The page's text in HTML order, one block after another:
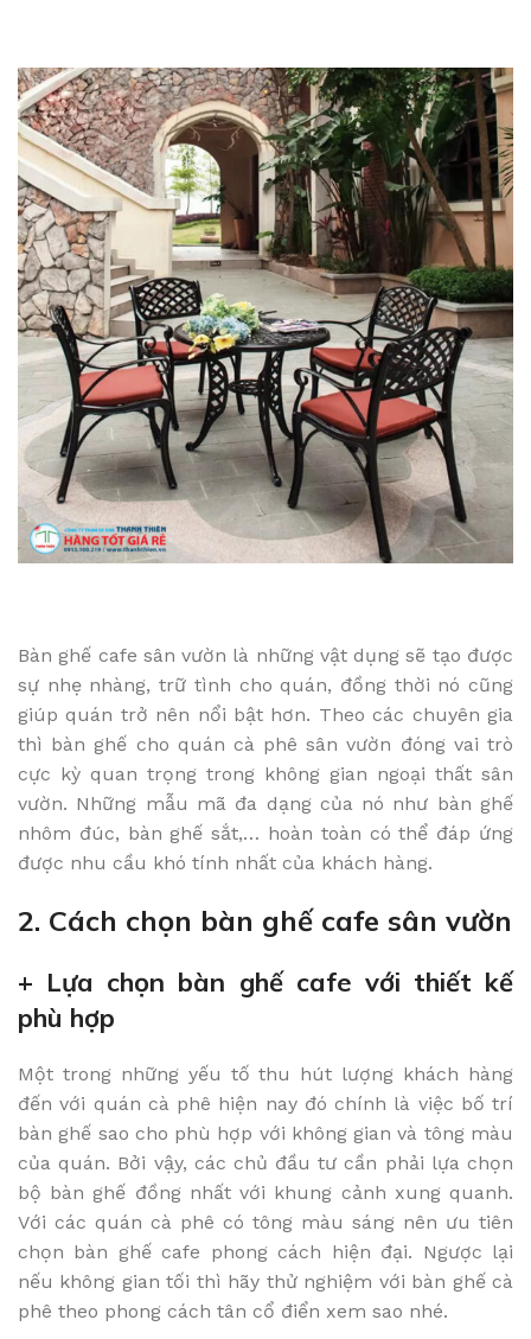
Bàn ghế cafe sân vườn là những vật dụng sẽ tạo được
sự nhẹ nhàng, trữ tình cho quán, đồng thời nó cũng
giúp quán trở nên nổi bật hơn. Theo các chuyên gia
thì bàn ghế cho quán cà phê sân vườn đóng vai trò
cực kỳ quan trọng trong không gian ngoại thất sân
vườn. Những mẫu mã đa dạng của nó như bàn ghế
nhôm đúc, bàn ghế sắt,… hoàn toàn có thể đáp ứng
được nhu cầu khó tính nhất của khách hàng.
2. Cách chọn bàn ghế cafe sân vườn
+ Lựa chọn bàn ghế cafe với thiết kế
phù hợp
Một trong những yếu tố thu hút lượng khách hàng
đến với quán cà phê hiện nay đó chính là việc bố trí
bàn ghế sao cho phù hợp với không gian và tông màu
của quán. Bởi vậy, các chủ đầu tư cần phải lựa chọn
bộ bàn ghế đồng nhất với khung cảnh xung quanh.
Với các quán cà phê có tông màu sáng nên ưu tiên
chọn bàn ghế cafe phong cách hiện đại. Ngược lại
nếu không gian tối thì hãy thử nghiệm với bàn ghế cà
phê theo phong cách tân cổ điển xem sao nhé.